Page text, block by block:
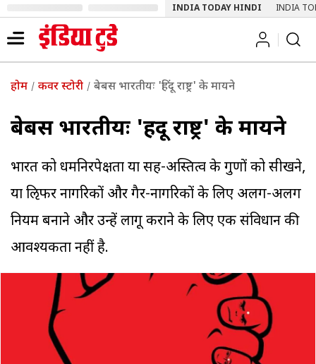
INDIA TODAY HINDI INDIA
होम कवर स्टोरी बेबस भारतीयः 'हिंदू राष्ट्र' के मायने
बेबस भारतीयः 'हिंदू राष्ट्र' के मायने
भारत को धर्मनिरपेक्षता या सह-अस्तित्व के गुणों को सीखने,
या ऌिफर नागरिकों और गैर-नागरिकों के लिए अलग-अलग
नियम बनाने और उन्हें लागू कराने के लिए एक संविधान की
आवश्यकता नहीं है.